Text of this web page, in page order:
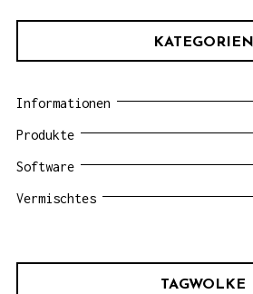
KATEGORIEN
Informationen
Produkte
Software
Vermischtes
TAGWOLKE